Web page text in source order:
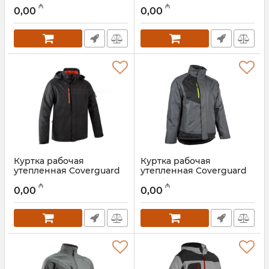
Артикул:
0,00 ₼
Артикул:
0,00 ₼
Куртка рабочая
утепленная Coverguard
Артикул:
0,00 ₼
Куртка рабочая
утепленная Coverguard
Артикул:
0,00 ₼